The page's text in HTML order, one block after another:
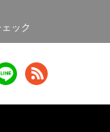
ック